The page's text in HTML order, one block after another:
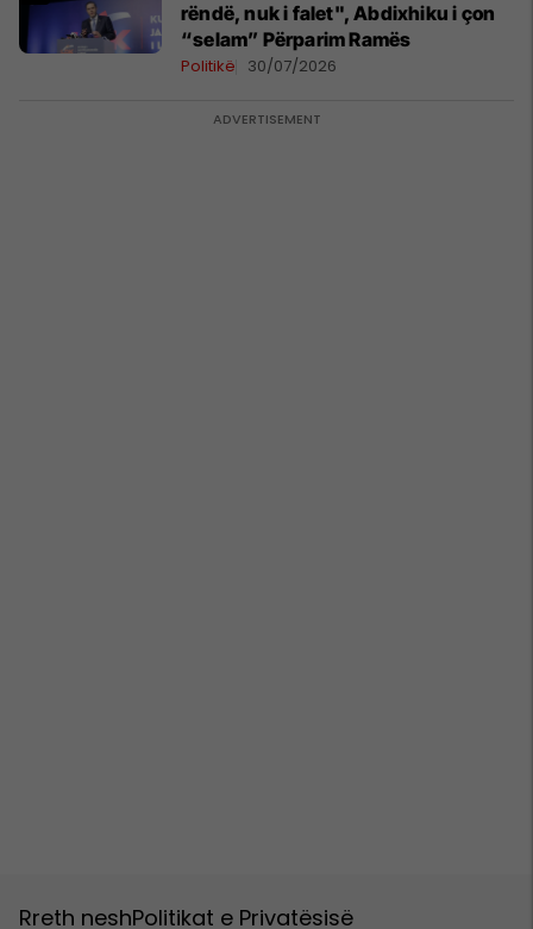
rëndë, nuk i falet", Abdixhiku i çon
“selam” Përparim Ramës
Politikë 30/07/2026
Rreth neshPolitikat e Privatësisë